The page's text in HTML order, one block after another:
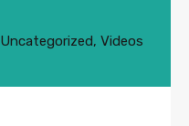
Uncategorized, Videos